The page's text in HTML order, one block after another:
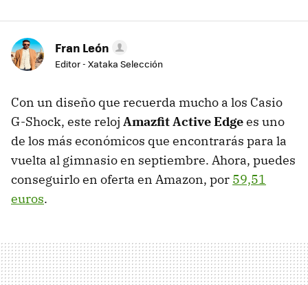
Fran León
Editor - Xataka Selección
Con un diseño que recuerda mucho a los Casio
G-Shock, este reloj Amazfit Active Edgees uno
de los más económicos que encontrarás para la
vuelta al gimnasio en septiembre. Ahora, puedes
conseguirlo en oferta en Amazon, por 59,51
euros.